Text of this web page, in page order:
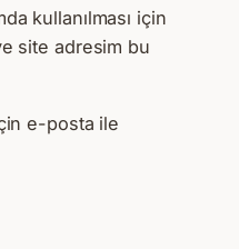
kullanılması için
site adresim bu
e-posta ile